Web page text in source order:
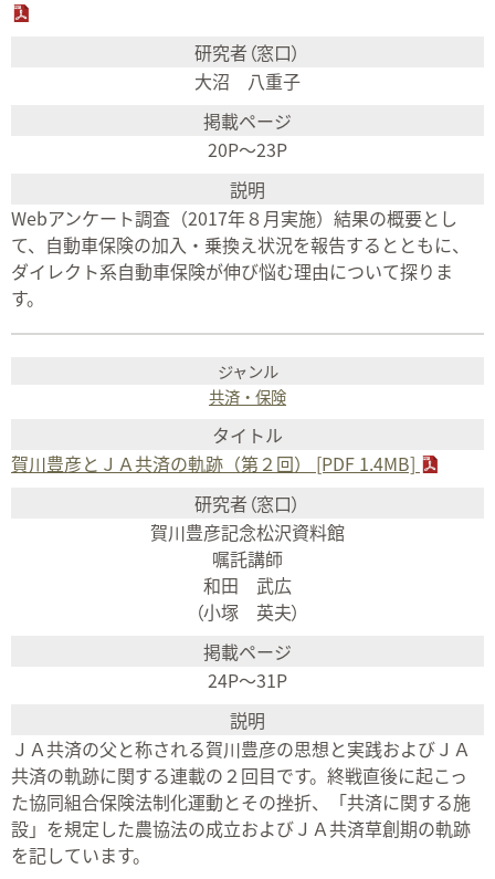
大沼 八重子
20P～23P
Webアンケート調査（2017年８月実施）結果の概要とし
て、自動車保険の加入・乗換え状況を報告するとともに、
ダイレクト系自動車保険が伸び悩む理由について探りま
す。
共済・保険
賀川豊彦とＪＡ共済の軌跡（第２回） [PDF 1.4MB]
賀川豊彦記念松沢資料館
嘱託講師
和田 武広
（小塚 英夫）
24P～31P
ＪＡ共済の父と称される賀川豊彦の思想と実践およびＪＡ
共済の軌跡に関する連載の２回目です。終戦直後に起こっ
た協同組合保険法制化運動とその挫折、「共済に関する施
設」を規定した農協法の成立およびＪＡ共済草創期の軌跡
を記しています。